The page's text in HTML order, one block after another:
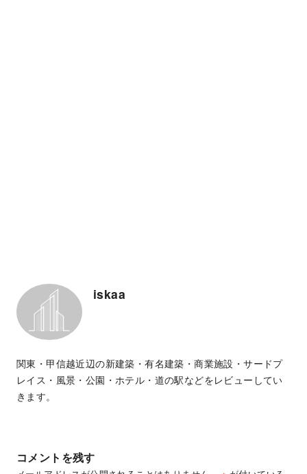
iskaa
関東・甲信越近辺の新建築・有名建築・商業施設・サードプ
レイス・風景・公園・ホテル・道の駅などをレビューしてい
きます。
コメントを残す